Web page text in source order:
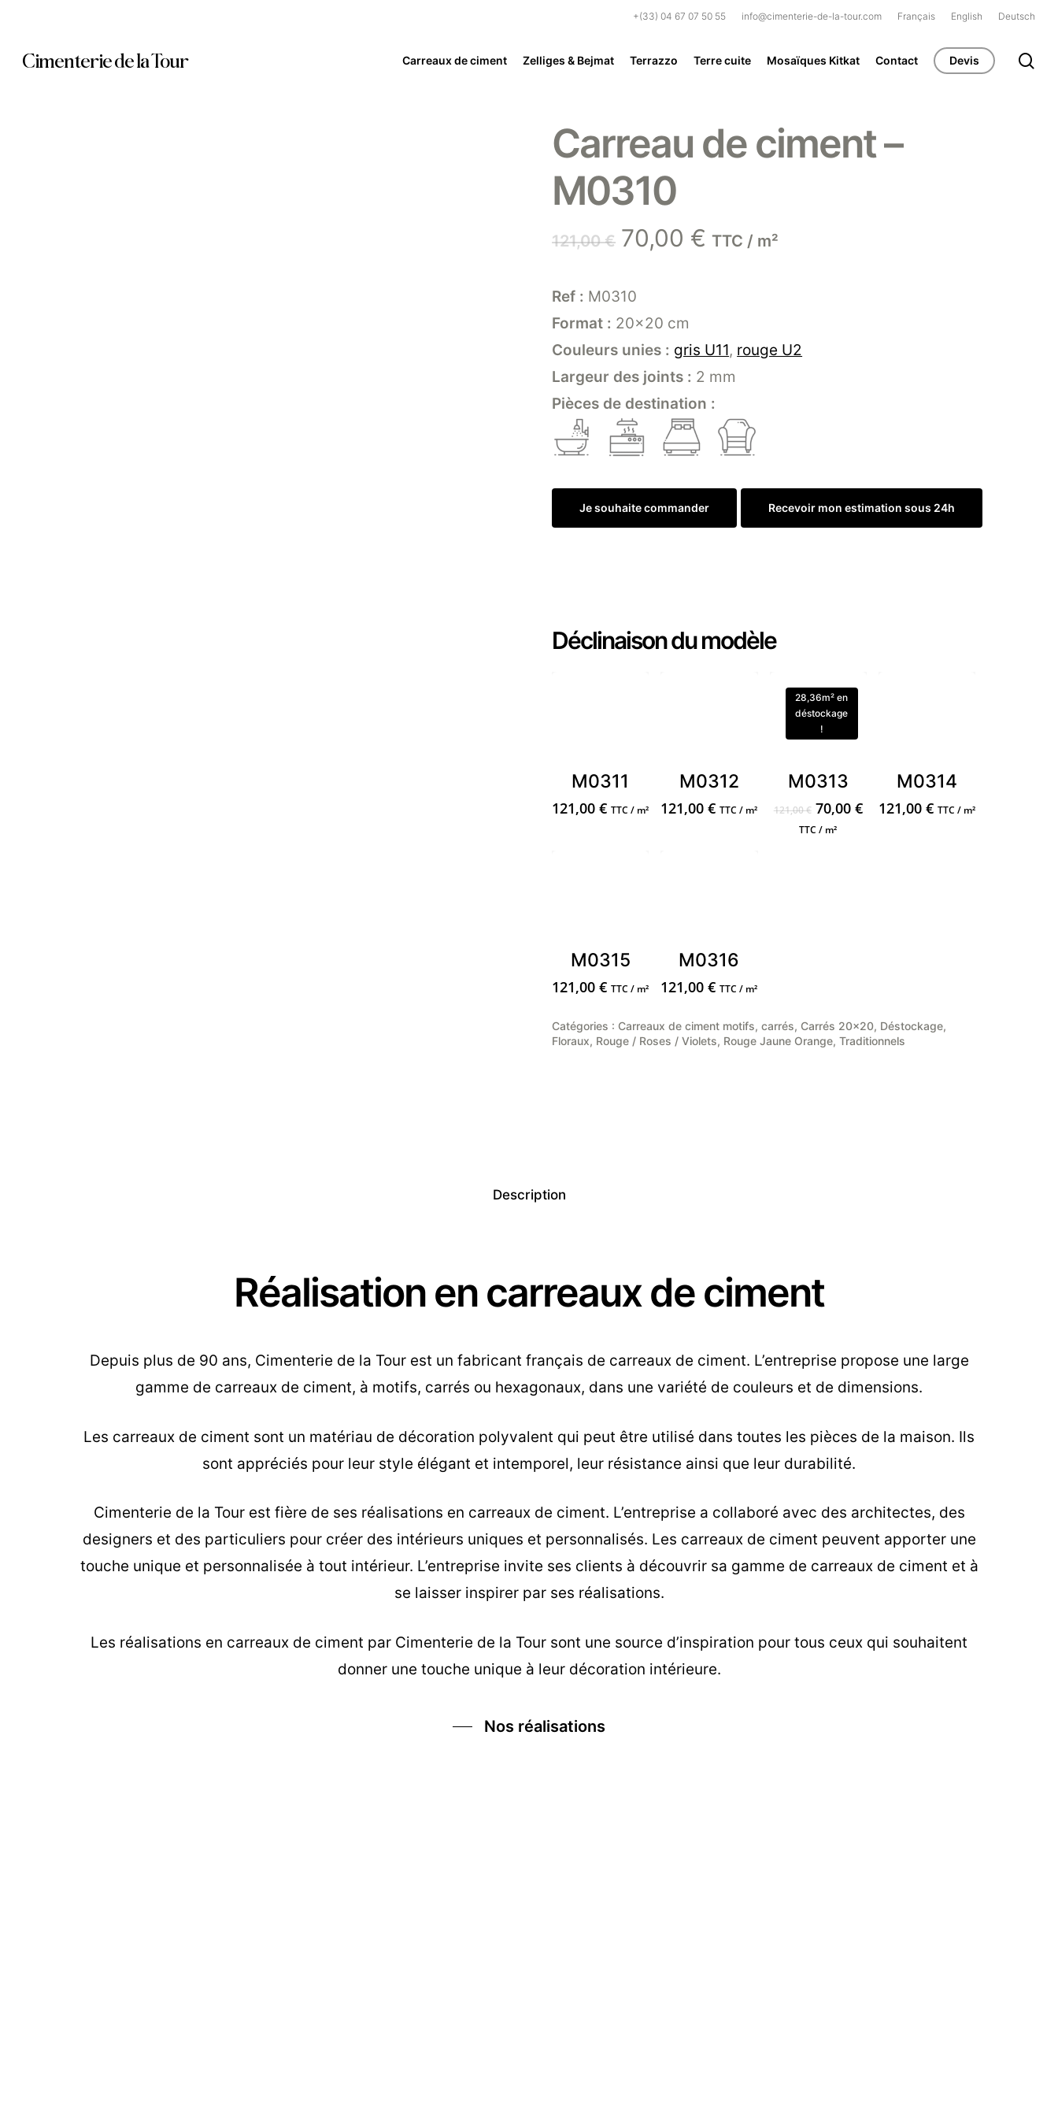
main
+(33) 04 67 07 50 55 info@cimenterie-de-la-tour.com Français English Deutsch
Cimenterie de la Tour Carreaux de ciment Zelliges & Bejmat Terrazzo Terre cuite Mosaïques Kitkat Contact Devis
Carreau de ciment –
M0310
121,00€ Le
prix
initial
était :
121,00 €.
70,00 € Le
TTC / m²
Ref : M0310
Format : 20×20 cm
Couleurs unies : gris U11, rouge U2
Largeur des joints : 2 mm
Pièces de destination :
Je souhaite commander Recevoir mon estimation sous 24h
Déclinaison du modèle
M0311
121,00€ TTC / m²
M0312
121,00€ TTC / m²
M0313
121,00€ Le
prix
70,00 €Le
TTC / m²
M0314
121,00 € TTC / m²
M0315
121,00€ TTC / m²
M0316
121,00€ TTC / m²
Catégories : Carreaux de ciment motifs,carrés, Carrés 20x20, Déstockage,
Floraux, Rouge / Roses / Violets, Rouge Jaune Orange,Traditionnels
Description
Réalisation en carreaux de ciment
Depuis plus de 90 ans, Cimenterie de la Tour est un fabricant français de carreaux de ciment. L’entreprise propose une large
gamme de carreaux de ciment, à motifs, carrés ou hexagonaux, dans une variété de couleurs et de dimensions.
Les carreaux de ciment sont un matériau de décoration polyvalent qui peut être utilisé dans toutes les pièces de la maison. Ils
sont appréciés pour leur style élégant et intemporel, leur résistance ainsi que leur durabilité.
Cimenterie de la Tour est fière de ses réalisations en carreaux de ciment. L’entreprise a collaboré avec des architectes, des
designers et des particuliers pour créer des intérieurs uniques et personnalisés. Les carreaux de ciment peuvent apporter une
touche unique et personnalisée à tout intérieur. L’entreprise invite ses clients à découvrir sa gamme de carreaux de ciment et à
se laisser inspirer par ses réalisations.
Les réalisations en carreaux de ciment par Cimenterie de la Tour sont une source d’inspiration pour tous ceux qui souhaitent
donner une touche unique à leur décoration intérieure.
Nos réalisations